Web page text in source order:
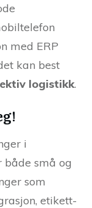
med ERP
kan best
logistikk.
i
både små og
som
etikett-